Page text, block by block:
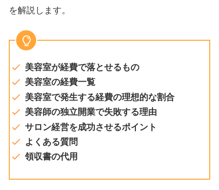
を解説します。
美容室が経費で落とせるもの
美容室の経費一覧
美容室で発生する経費の理想的な割合
美容師の独立開業で失敗する理由
サロン経営を成功させるポイント
よくある質問
領収書の代用